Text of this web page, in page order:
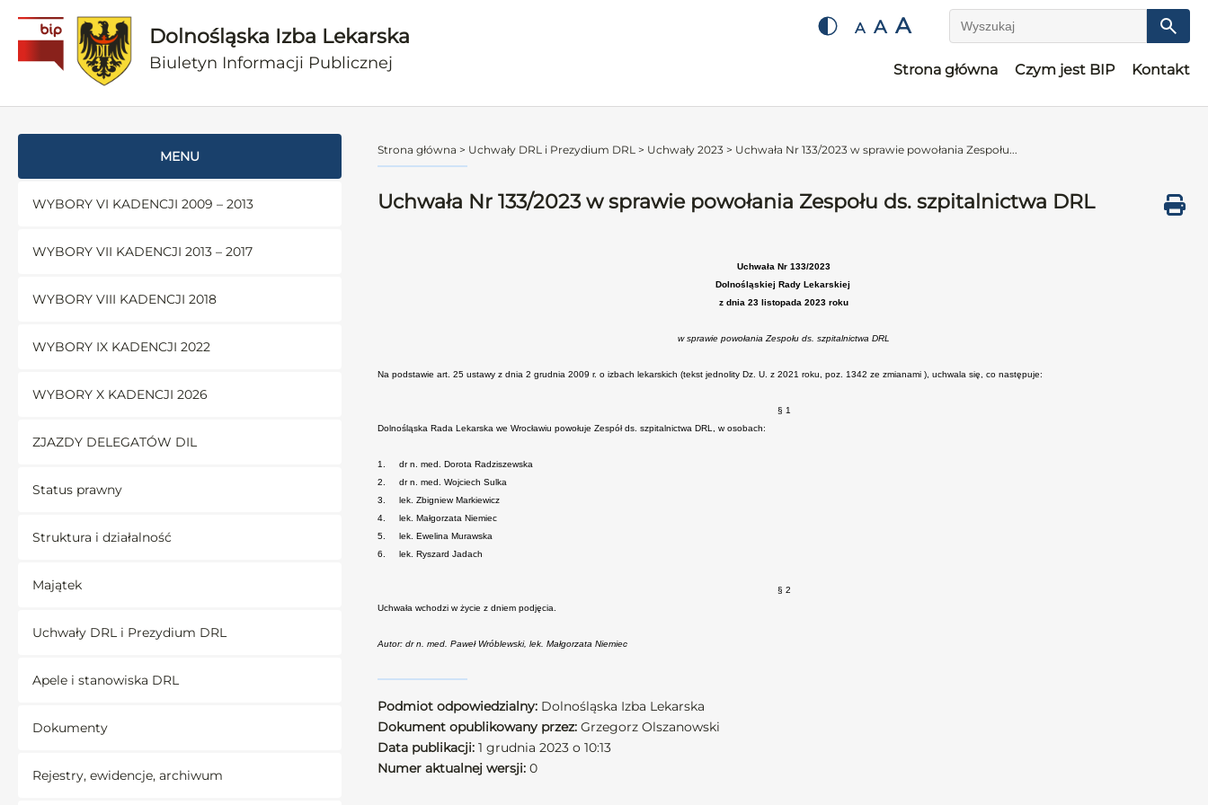
Dolnośląska Izba Lekarska
Biuletyn Informacji Publicznej
A A A Wyszukaj
Strona główna Czym jest BIP Kontakt
MENU
WYBORY VI KADENCJI 2009 – 2013
WYBORY VII KADENCJI 2013 – 2017
WYBORY VIII KADENCJI 2018
WYBORY IX KADENCJI 2022
WYBORY X KADENCJI 2026
ZJAZDY DELEGATÓW DIL
Status prawny
Struktura i działalność
Majątek
Uchwały DRL i Prezydium DRL
Apele i stanowiska DRL
Dokumenty
Rejestry, ewidencje, archiwum
Strona główna > Uchwały DRL i Prezydium DRL > Uchwały 2023 > Uchwała Nr 133/2023 w sprawie powołania Zespołu...
Uchwała Nr 133/2023 w sprawie powołania Zespołu ds. szpitalnictwa DRL
Uchwała Nr 133/2023
Dolnośląskiej Rady Lekarskiej
z dnia 23 listopada 2023 roku
w sprawie powołania Zespołu ds. szpitalnictwa DRL
Na podstawie art. 25 ustawy z dnia 2 grudnia 2009 r. o izbach lekarskich (tekst jednolity Dz. U. z 2021 roku, poz. 1342 ze zmianami ), uchwala się, co następuje:
§ 1
Dolnośląska Rada Lekarska we Wrocławiu powołuje Zespół ds. szpitalnictwa DRL, w osobach:
1.
dr n. med. Dorota Radziszewska
2.
dr n. med. Wojciech Sulka
3.
lek. Zbigniew Markiewicz
4.
lek. Małgorzata Niemiec
5.
lek. Ewelina Murawska
6.
lek. Ryszard Jadach
§ 2
Uchwała wchodzi w życie z dniem podjęcia.
Autor: dr n. med. Paweł Wróblewski, lek. Małgorzata Niemiec
Podmiot odpowiedzialny: Dolnośląska Izba Lekarska
Dokument opublikowany przez: Grzegorz Olszanowski
Data publikacji: 1 grudnia 2023 o 10:13
Numer aktualnej wersji: 0